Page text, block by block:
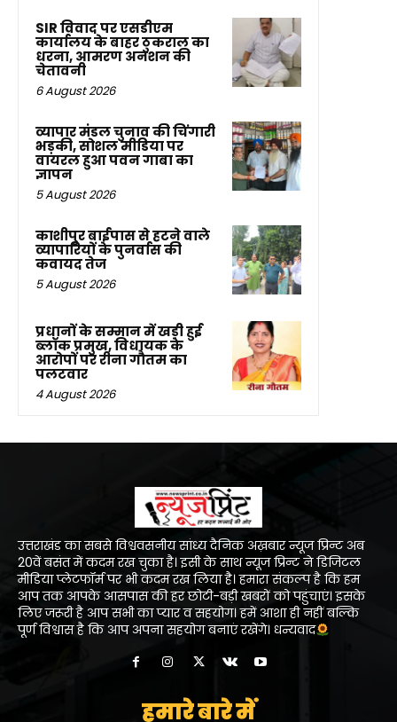
SIR विवाद पर एसडीएम
कार्यालय के बाहर ठुकराल का
धरना, आमरण अनशन की
चेतावनी
6 August 2026
व्यापार मंडल चुनाव की चिंगारी
भड़की, सोशल मीडिया पर
वायरल हुआ पवन गाबा का
ज्ञापन
5 August 2026
काशीपुर बाईपास से हटने वाले
व्यापारियों के पुनर्वास की
कवायद तेज
5 August 2026
प्रधानों के सम्मान में खड़ी हुई
ब्लॉक प्रमुख, विधायक के
आरोपों पर रीना गौतम का
पलटवार
4 August 2026
उत्तराखंड का सबसे विश्ववसनीय सांध्य दैनिक अख़बार न्यूज प्रिन्ट अब
20वें बसंत में कदम रख चुका है। इसी के साथ न्यूज प्रिन्ट ने डिजिटल
मीडिया प्लेटफॉर्म पर भी कदम रख लिया है। हमारा संकल्प है कि हम
आप तक आपके आसपास की हर छोटी-बड़ी खबरों को पहुंचाएं। इसके
लिए जरूरी है आप सभी का प्यार व सहयोग। हमें आशा ही नहीं बल्कि
पूर्ण विश्वास है कि आप अपना सहयोग बनाएं रखेंगे। धन्यवाद
हमारे बारे में